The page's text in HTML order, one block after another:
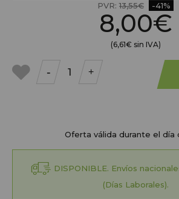
PVR: 13,55€ -41%
8,00€
(6,61€ sin IVA)
- +
Oferta válida durante el día
DISPONIBLE. Envíos
(Días Laborales).